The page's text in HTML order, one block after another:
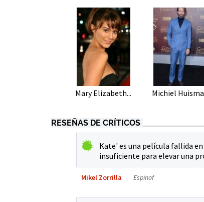
Mary Elizabeth... Michiel
RESEÑAS DE CRÍTICOS
Kate' es una película fallida
insuficiente para elevar una
Mikel Zorrilla Espinof